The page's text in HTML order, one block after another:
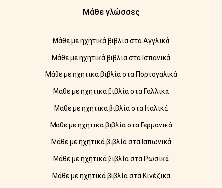
Μάθε γλώσσες
Μάθε με ηχητικά βιβλία στα Αγγλικά
Μάθε με ηχητικά βιβλία στα Ισπανικά
Μάθε με ηχητικά βιβλία στα Πορτογαλικά
Μάθε με ηχητικά βιβλία στα Γαλλικά
Μάθε με ηχητικά βιβλία στα Ιταλικά
Μάθε με ηχητικά βιβλία στα Γερμανικά
Μάθε με ηχητικά βιβλία στα Ιαπωνικά
Μάθε με ηχητικά βιβλία στα Ρωσικά
Μάθε με ηχητικά βιβλία στα Κινέζικα